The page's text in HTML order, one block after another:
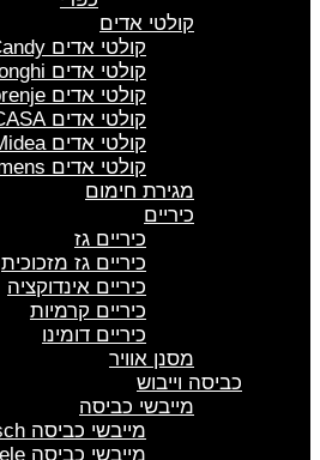
קולטי אדים
קולטי אדים Candy
קולטי אדים Delonghi
קולטי אדים gorenje
קולטי אדים LACASA
קולטי אדים Midea
קולטי אדים Siemens
מגירת חימום
כיריים
כיריים גז
כיריים גז מזכוכית
כיריים אינדוקציה
כיריים קרמיות
כיריים דומינו
מסנן אוויר
כביסה וייבוש
מייבשי כביסה
מייבשי כביסה Bosch
מייבשי כביסה Miele